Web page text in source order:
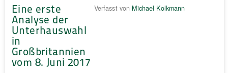
Eine erste
Analyse der
Unterhauswahl
in
Großbritannien
vom 8. Juni 2017
Verfasst von Michael Kolkmann